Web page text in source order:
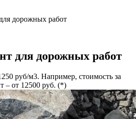
дорожных работ
для дорожных работ
руб/м3. Например, стоимость за
– от 12500 руб. (*)